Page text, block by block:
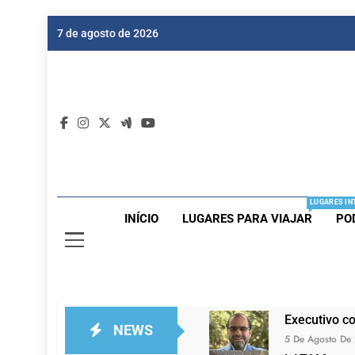
7 de agosto de 2026
INÍCIO LUGARES PARA VIAJAR
LUGARES
NEWS
Executivo
5 De Agosto